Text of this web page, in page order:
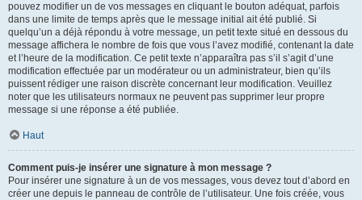
pouvez modifier un de vos messages en cliquant le bouton adéquat, parfois
dans une limite de temps après que le message initial ait été publié. Si
quelqu’un a déjà répondu à votre message, un petit texte situé en dessous du
message affichera le nombre de fois que vous l’avez modifié, contenant la date
et l’heure de la modification. Ce petit texte n’apparaîtra pas s’il s’agit d’une
modification effectuée par un modérateur ou un administrateur, bien qu’ils
puissent rédiger une raison discrète concernant leur modification. Veuillez
noter que les utilisateurs normaux ne peuvent pas supprimer leur propre
message si une réponse a été publiée.
Haut
Comment puis-je insérer une signature à mon message ?
Pour insérer une signature à un de vos messages, vous devez tout d’abord en
créer une depuis le panneau de contrôle de l’utilisateur. Une fois créée, vous